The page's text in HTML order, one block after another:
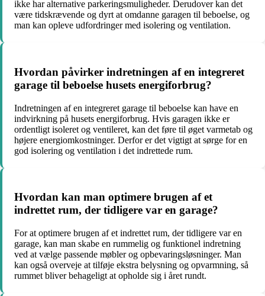
ikke har alternative parkeringsmuligheder. Derudover kan det
være tidskrævende og dyrt at omdanne garagen til beboelse, og
man kan opleve udfordringer med isolering og ventilation.
Hvordan påvirker indretningen af en integreret
garage til beboelse husets energiforbrug?
Indretningen af en integreret garage til beboelse kan have en
indvirkning på husets energiforbrug. Hvis garagen ikke er
ordentligt isoleret og ventileret, kan det føre til øget varmetab og
højere energiomkostninger. Derfor er det vigtigt at sørge for en
god isolering og ventilation i det indrettede rum.
Hvordan kan man optimere brugen af et
indrettet rum, der tidligere var en garage?
For at optimere brugen af et indrettet rum, der tidligere var en
garage, kan man skabe en rummelig og funktionel indretning
ved at vælge passende møbler og opbevaringsløsninger. Man
kan også overveje at tilføje ekstra belysning og opvarmning, så
rummet bliver behageligt at opholde sig i året rundt.